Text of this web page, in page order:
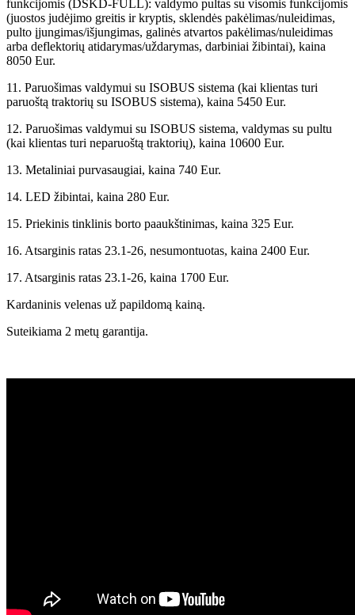
funkcijomis (DSKD-FULL): valdymo pultas su visomis funkcijomis
(juostos judėjimo greitis ir kryptis, sklendės pakėlimas/nuleidimas,
pulto įjungimas/išjungimas, galinės atvartos pakėlimas/nuleidimas
arba deflektorių atidarymas/uždarymas, darbiniai žibintai), kaina
8050 Eur.
11. Paruošimas valdymui su ISOBUS sistema (kai klientas turi
paruoštą traktorių su ISOBUS sistema), kaina 5450 Eur.
12. Paruošimas valdymui su ISOBUS sistema, valdymas su pultu
(kai klientas turi neparuoštą traktorių), kaina 10600 Eur.
13. Metaliniai purvasaugiai, kaina 740 Eur.
14. LED žibintai, kaina 280 Eur.
15. Priekinis tinklinis borto paaukštinimas, kaina 325 Eur.
16. Atsarginis ratas 23.1-26, nesumontuotas, kaina 2400 Eur.
17. Atsarginis ratas 23.1-26, kaina 1700 Eur.
Kardaninis velenas už papildomą kainą.
Suteikiama 2 metų garantija.